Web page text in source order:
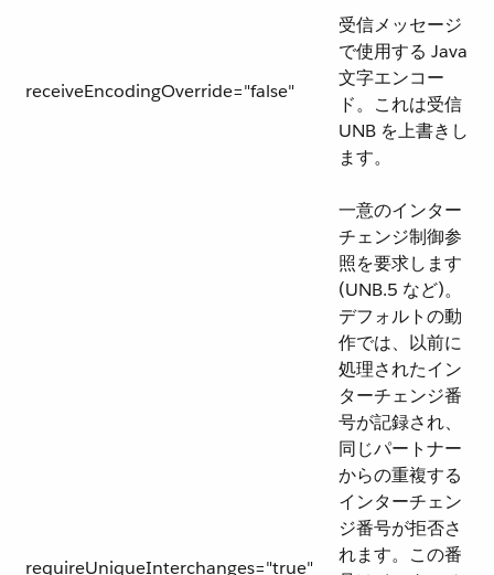
receiveEncodingOverride="false"
受信メッセージ
で使用する Java
文字エンコー
ド。これは受信
UNB を上書きし
ます。
requireUniqueInterchanges="true"
一意のインター
チェンジ制御参
照を要求します
(UNB.5 など)。
デフォルトの動
作では、以前に
処理されたイン
ターチェンジ番
号が記録され、
同じパートナー
からの重複する
インターチェン
ジ番号が拒否さ
れます。この番